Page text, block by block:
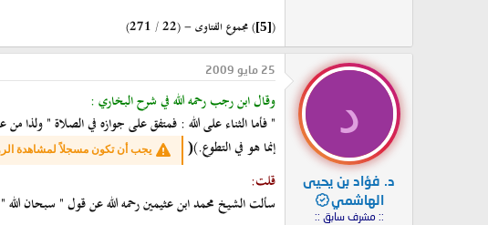
(
[5] ) مجموع الفتاوى - (22 / 271)
د
د. فؤاد بن يحيى
الهاشمي
:: مشرف سابق ::
25 مايو 2009
وقال ابن رجب رحمه الله في شرح البخاري :
" فأما الثناء على الله : فمتفق على جوازه في الصلاة " ولذا
إنما هو في التطوع.)( يجب أن تكون مسجلاً لمشاهدة
قلت:
سألت الشيخ محمد ابن عثيمين رحمه الله عن قول " سبحان الله